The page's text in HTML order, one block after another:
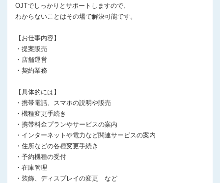
OJTでしっかりとサポートしますので、
わからないことはその場で解決可能です。
【お仕事内容】
・提案販売
・店舗運営
・契約業務
【具体的には】
・携帯電話、スマホの説明や販売
・機種変更手続き
・携帯料金プランやサービスの案内
・インターネットや電力など関連サービスの案内
・住所などの各種変更手続き
・予約機種の受付
・在庫管理
・装飾、ディスプレイの変更 など